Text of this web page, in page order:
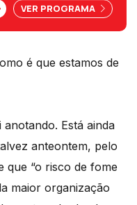
VER PROGRAMA
é que estamos de
Está ainda
anteontem, pelo
que “o risco de fome
maior organização